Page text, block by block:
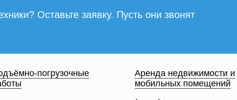
Оставьте заявку. Пусть они звонят
погрузочные
Аренда недвижимости и
мобильных помещений